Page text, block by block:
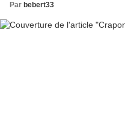
Par bebert33